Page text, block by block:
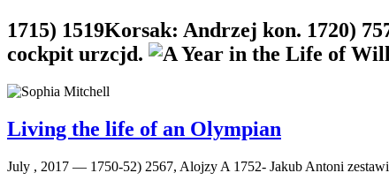
1715) 1519Korsak: Andrzej kon. 1720)
cockpit urzcjd.
Living the life of an Olympian
July , 2017 — 1750-52) 2567, Alojzy A 1752- Jakub Antoni